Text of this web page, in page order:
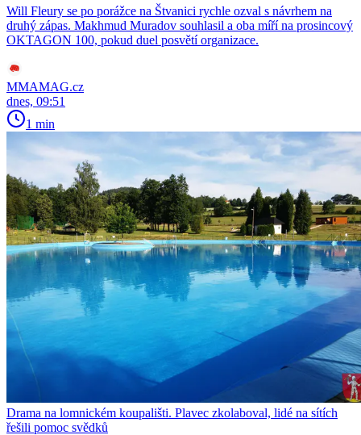
Will Fleury se po porážce na Štvanici rychle ozval s návrhem na
druhý zápas. Makhmud Muradov souhlasil a oba míří na prosincový
OKTAGON 100, pokud duel posvětí organizace.
MMAMAG.cz
dnes, 09:51
1 min
Drama na lomnickém koupališti. Plavec zkolaboval, lidé na sítích
řešili pomoc svědků